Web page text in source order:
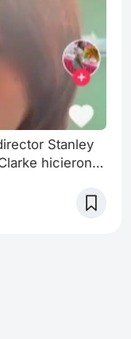
Stanley
hicieron
primer
Heywood